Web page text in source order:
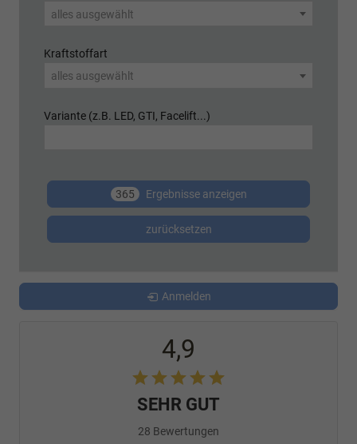
alles ausgewählt
Kraftstoffart
alles ausgewählt
Variante (z.B. LED, GTI, Facelift...)
365 Ergebnisse anzeigen
zurücksetzen
Anmelden
4,9
SEHR GUT
28 Bewertungen